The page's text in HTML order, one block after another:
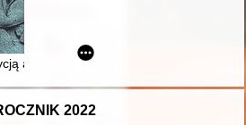
a nowoczesnością : dekoracja
2022